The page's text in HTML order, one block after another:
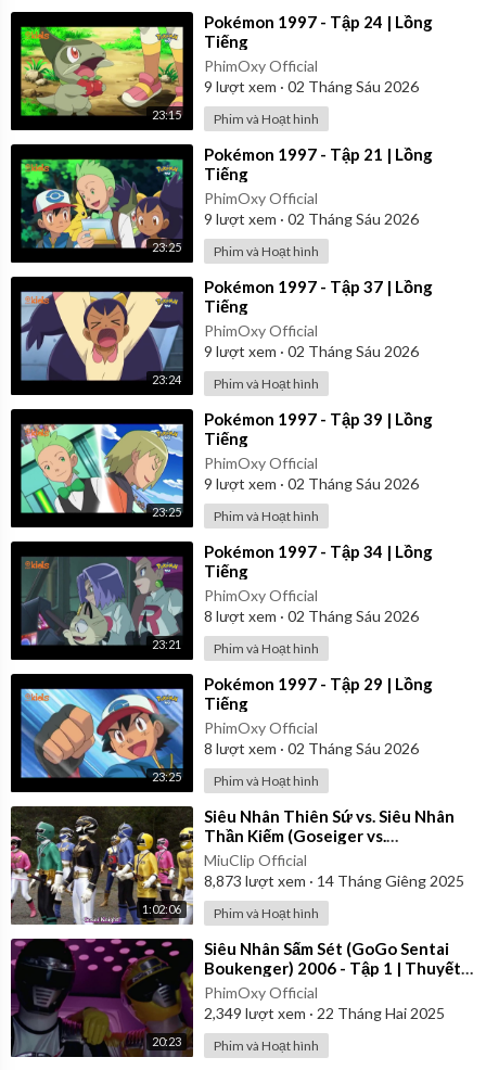
23:15
⁣Pokémon 1997 - Tập 24 | Lồng
Tiếng
PhimOxy Official
9 lượt xem · 02 Tháng Sáu 2026
Phim và Hoạt hình
23:25
⁣Pokémon 1997 - Tập 21 | Lồng
Tiếng
PhimOxy Official
9 lượt xem · 02 Tháng Sáu 2026
Phim và Hoạt hình
23:24
⁣Pokémon 1997 - Tập 37 | Lồng
Tiếng
PhimOxy Official
9 lượt xem · 02 Tháng Sáu 2026
Phim và Hoạt hình
23:25
⁣Pokémon 1997 - Tập 39 | Lồng
Tiếng
PhimOxy Official
9 lượt xem · 02 Tháng Sáu 2026
Phim và Hoạt hình
23:21
⁣Pokémon 1997 - Tập 34 | Lồng
Tiếng
PhimOxy Official
8 lượt xem · 02 Tháng Sáu 2026
Phim và Hoạt hình
23:25
⁣Pokémon 1997 - Tập 29 | Lồng
Tiếng
PhimOxy Official
8 lượt xem · 02 Tháng Sáu 2026
Phim và Hoạt hình
1:02:06
⁣Siêu Nhân Thiên Sứ vs. Siêu Nhân
Thần Kiếm (Goseiger vs.
Shinkenger) | Vietsub
MiuClip Official
8,873 lượt xem · 14 Tháng Giêng 2025
Phim và Hoạt hình
20:23
⁣Siêu Nhân Sấm Sét (GoGo Sentai
Boukenger) 2006 - Tập 1 | Thuyết
Minh
PhimOxy Official
2,349 lượt xem · 22 Tháng Hai 2025
Phim và Hoạt hình